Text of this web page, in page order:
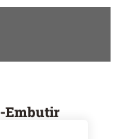
-Embutir